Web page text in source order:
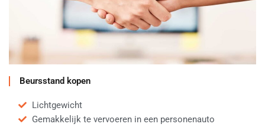
Beursstand kopen
Lichtgewicht
Gemakkelijk te vervoeren in een personenauto